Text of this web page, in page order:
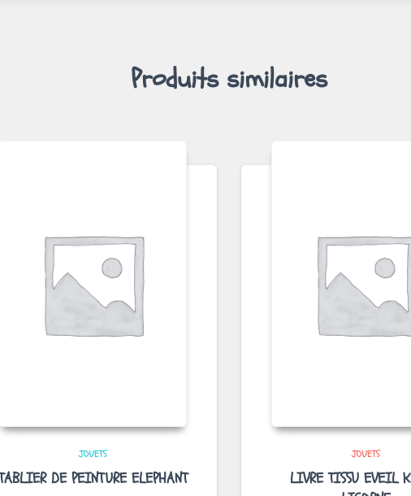
Produits similaires
JOUETS
DE PEINTURE ELEPHANT
JOUETS
LIVRE TISSU EVEIL